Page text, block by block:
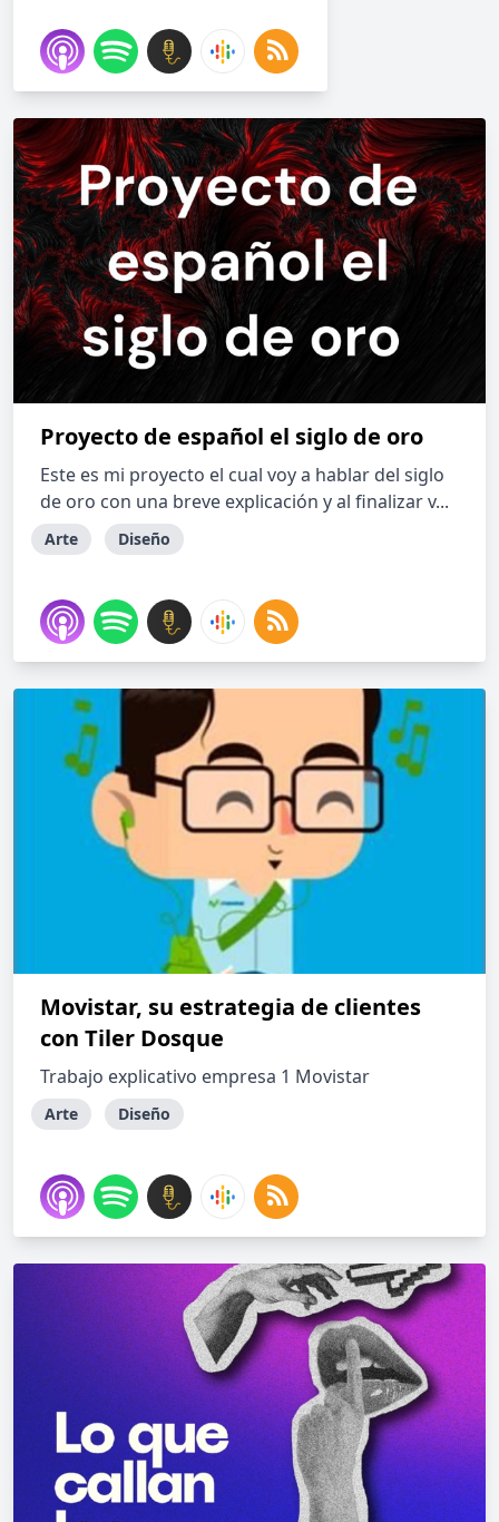
Proyecto de español el siglo de oro
Este es mi proyecto el cual voy a hablar del siglo
de oro con una breve explicación y al finalizar v...
Arte Diseño
Movistar, su estrategia de clientes
con Tiler Dosque
Trabajo explicativo empresa 1 Movistar
Arte Diseño